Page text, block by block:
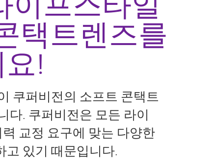
택트렌즈를
!
쿠퍼비전의 소프트 콘택트
다. 쿠퍼비전은 모든 라이
교정 요구에 맞는 다양한
있기 때문입니다.